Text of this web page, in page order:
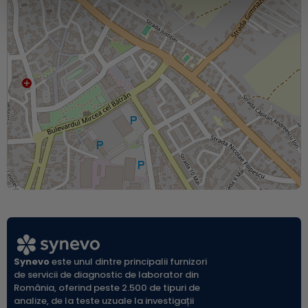
Synevoeste unul dintre principalii furnizori
de servicii de diagnostic de laborator din
România, oferind peste 2.500 de tipuri de
analize, de la teste uzuale la investigații